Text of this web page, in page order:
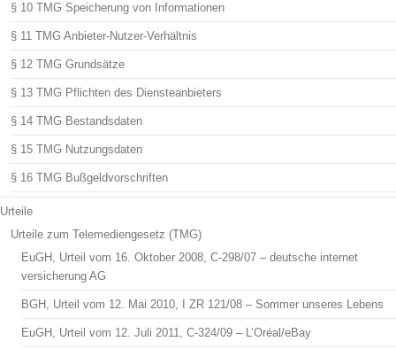
§ 10 TMG Speicherung von Informationen
§ 11 TMG Anbieter-Nutzer-Verhältnis
§ 12 TMG Grundsätze
§ 13 TMG Pflichten des Diensteanbieters
§ 14 TMG Bestandsdaten
§ 15 TMG Nutzungsdaten
§ 16 TMG Bußgeldvorschriften
Urteile
Urteile zum Telemediengesetz (TMG)
EuGH, Urteil vom 16. Oktober 2008, C-298/07 – deutsche internet
versicherung AG
BGH, Urteil vom 12. Mai 2010, I ZR 121/08 – Sommer unseres Lebens
EuGH, Urteil vom 12. Juli 2011, C-324/09 – L’Oréal/eBay